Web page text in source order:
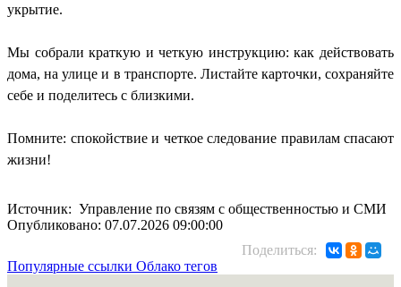
укрытие.
Мы собрали краткую и четкую инструкцию: как действовать
дома, на улице и в транспорте. Листайте карточки, сохраняйте
себе и поделитесь с близкими.
Помните: спокойствие и четкое следование правилам спасают
жизни!
Источник: Управление по связям с общественностью и СМИ
Опубликовано: 07.07.2026 09:00:00
Поделиться:
Популярные ссылки Облако тегов